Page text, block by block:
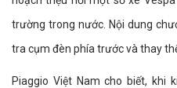
trường trong nước. Nội dung
tra cụm đèn phía trước và thay
Piaggio Việt Nam cho biết, khi